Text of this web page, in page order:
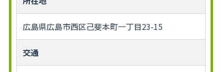
広島県広島市西区己斐本町一丁目23-15
交通